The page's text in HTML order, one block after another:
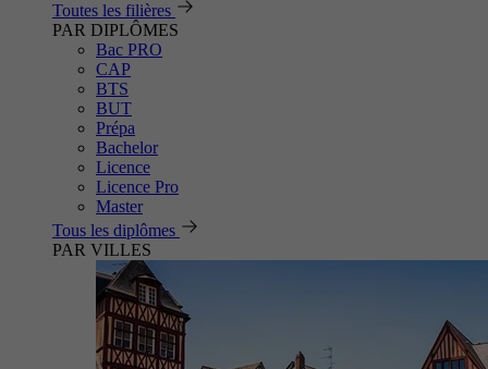
Toutes les filières
PAR DIPLÔMES
Bac PRO
CAP
BTS
BUT
Prépa
Bachelor
Licence
Licence Pro
Master
Tous les diplômes
PAR VILLES